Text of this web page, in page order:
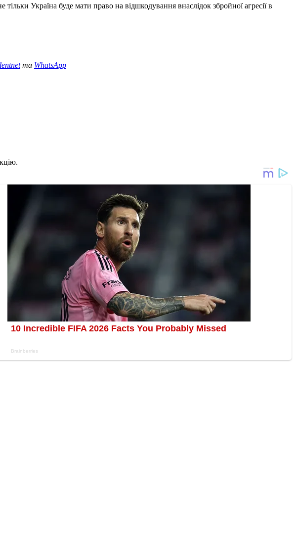
Україна буде мати право на відшкодування внаслідок збройної агресії в
та WhatsApp